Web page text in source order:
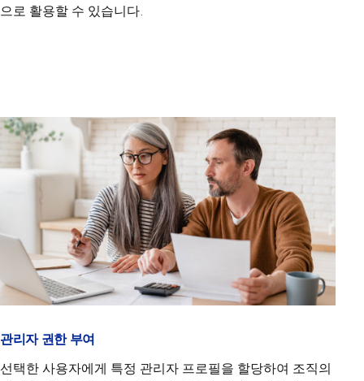
으로 활용할 수 있습니다.
관리자 권한 부여
선택한 사용자에게 특정 관리자 프로필을 할당하여 조직의